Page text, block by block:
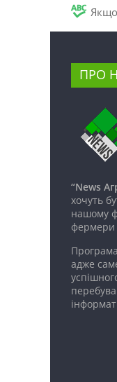
ПРО
“News
хочуть
нашому
фермери
Програма
адже